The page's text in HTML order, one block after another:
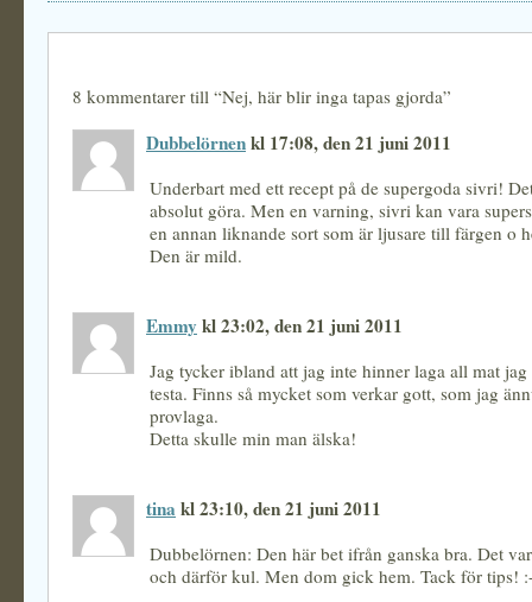
8 kommentarer till “Nej, här blir inga tapas gjorda”
Dubbelörnenkl 17:08, den 21 juni 2011
Underbart med ett recept på de supergoda sivri!
absolut göra. Men en varning, sivri kan vara
en annan liknande sort som är ljusare till färgen o
Den är mild.
Emmy kl 23:02, den 21 juni 2011
Jag tycker ibland att jag inte hinner laga all mat
testa. Finns så mycket som verkar gott, som jag
provlaga.
Detta skulle min man älska!
tina kl 23:10, den 21 juni 2011
Dubbelörnen: Den här bet ifrån ganska bra. Det
och därför kul. Men dom gick hem. Tack för tips!